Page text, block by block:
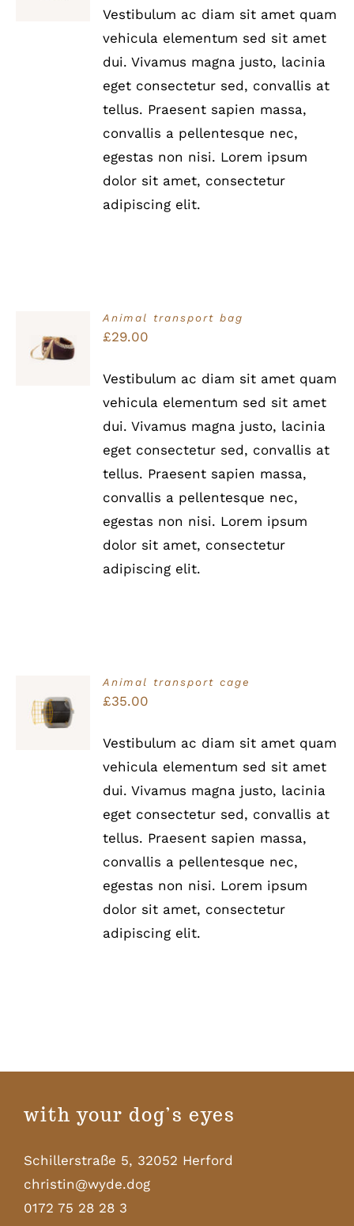
Vestibulum ac diam sit amet quam
vehicula elementum sed sit amet
dui. Vivamus magna justo, lacinia
eget consectetur sed, convallis at
tellus. Praesent sapien massa,
convallis a pellentesque nec,
egestas non nisi. Lorem ipsum
dolor sit amet, consectetur
adipiscing elit.
Bewertet
mit5.00von
5
IN DEN
WARENKORB
Animal transport bag
£29.00
Vestibulum ac diam sit amet quam
vehicula elementum sed sit amet
dui. Vivamus magna justo, lacinia
eget consectetur sed, convallis at
tellus. Praesent sapien massa,
convallis a pellentesque nec,
egestas non nisi. Lorem ipsum
dolor sit amet, consectetur
adipiscing elit.
Bewertet
mit5.00von
5
IN DEN
WARENKORB
Animal transport cage
£35.00
Vestibulum ac diam sit amet quam
vehicula elementum sed sit amet
dui. Vivamus magna justo, lacinia
eget consectetur sed, convallis at
tellus. Praesent sapien massa,
convallis a pellentesque nec,
egestas non nisi. Lorem ipsum
dolor sit amet, consectetur
adipiscing elit.
with your dog’s eyes
Schillerstraße 5, 32052 Herford
christin@wyde.dog
0172 75 28 28 3